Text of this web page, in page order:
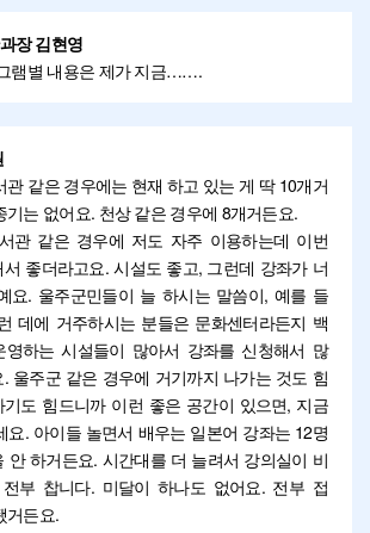
장 김현영
램별 내용은 제가 지금…….
관 같은 경우에는 현재 하고 있는 게 딱 10개거
기는 없어요. 천상 같은 경우에 8개거든요.
관 같은 경우에 저도 자주 이용하는데 이번
좋더라고요. 시설도 좋고, 그런데 강좌가 너
요. 울주군민들이 늘 하시는 말씀이, 예를 들
데에 거주하시는 분들은 문화센터라든지 백
영하는 시설들이 많아서 강좌를 신청해서 많
울주군 같은 경우에 거기까지 나가는 것도 힘
기도 힘드니까 이런 좋은 공간이 있으면, 지금
요. 아이들 놀면서 배우는 일본어 강좌는 12명
안 하거든요. 시간대를 더 늘려서 강의실이 비
부 찹니다. 미달이 하나도 없어요. 전부 접
거든요.